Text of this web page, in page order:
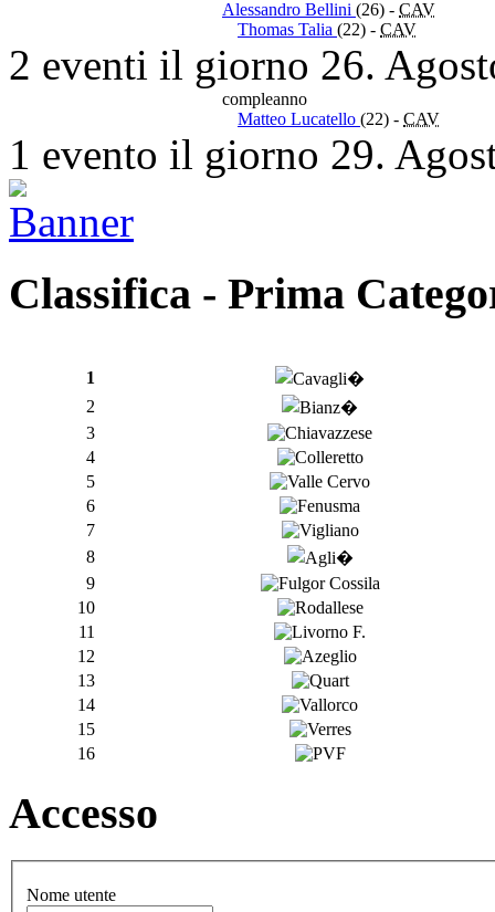
Alessandro Bellini (26) - CAV
Thomas Talia (22) - CAV
2 eventi il giorno 26.
compleanno
Matteo Lucatello (22) - CAV
1 evento il giorno 29.
Classifica - Prima
1
2
3
4
5
6
7
8
9
10
11
12
13
14
15
16
Accesso
Nome utente